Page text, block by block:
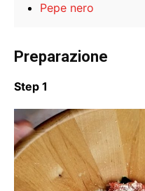
Pepe nero
Preparazione
Step 1